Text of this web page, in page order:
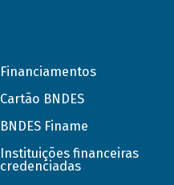
Financiamentos
Cartão BNDES
BNDES Finame
Instituições financeiras
credenciadas